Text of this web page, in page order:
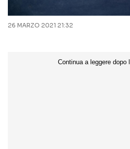
26 MARZO 2021 21:32